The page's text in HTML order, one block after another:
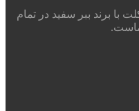
با برند ببر سفید در تمام